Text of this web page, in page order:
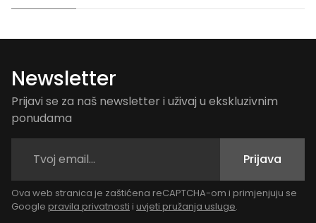
Newsletter
Prijavi se za naš newsletter i uživaj u ekskluzivnim
ponudama
Prijava
Ova web stranica je zaštićena reCAPTCHA-om i primjenjuju se
Google pravila privatnosti i uvjeti pružanja usluge.